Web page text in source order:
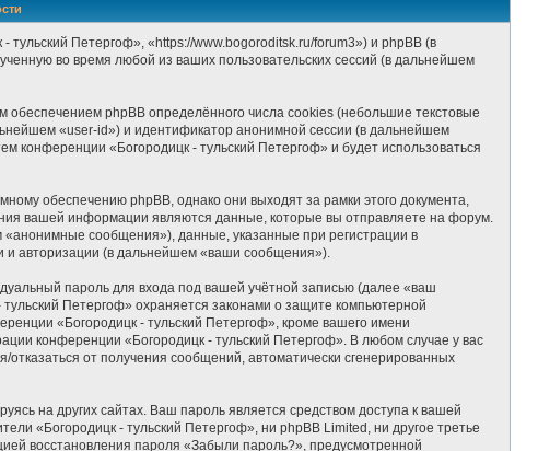
Петергоф», «https://www.bogoroditsk.ru/forum3») и phpBB (в
во время любой из ваших пользовательских сессий (в дальнейшем
phpBB определённого числа cookies (небольшие текстовые
«user-id») и идентификатор анонимной сессии (в дальнейшем
конференции «Богородицк - тульский Петергоф» и будет использоваться
обеспечению phpBB, однако они выходят за рамки этого документа,
вашей информации являются данные, которые вы отправляете на форум.
сообщения»), данные, указанные при регистрации в
и авторизации (в дальнейшем «ваши сообщения»).
пароль для входа под вашей учётной записью (далее «ваш
Петергоф» охраняется законами о защите компьютерной
«Богородицк - тульский Петергоф», кроме вашего имени
конференции «Богородицк - тульский Петергоф». В любом случае у вас
от получения сообщений, автоматически сгенерированных
на других сайтах. Ваш пароль является средством доступа к вашей
«Богородицк - тульский Петергоф», ни phpBB Limited, ни другое третье
восстановления пароля «Забыли пароль?», предусмотренной